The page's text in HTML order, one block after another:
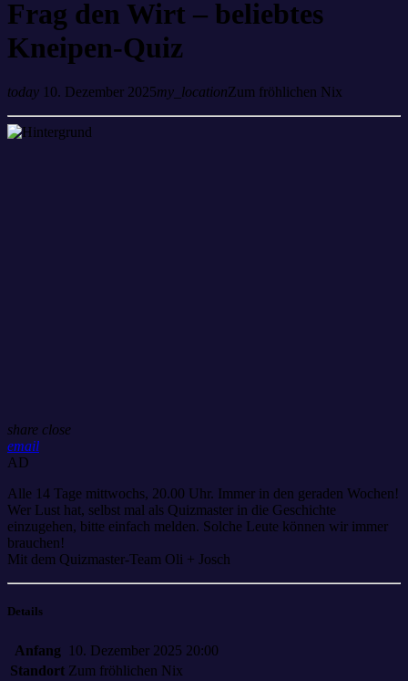
Frag den Wirt – beliebtes
Kneipen-Quiz
today 10. Dezember 2025my_locationZum fröhlichen Nix
share close
email
AD
Alle 14 Tage mittwochs, 20.00 Uhr. Immer in den geraden Wochen!
Wer Lust hat, selbst mal als Quizmaster in die Geschichte
einzugehen, bitte einfach melden. Solche Leute können wir immer
brauchen!
Mit dem Quizmaster-Team Oli + Josch
Details
Anfang
10. Dezember 2025 20:00
Standort Zum fröhlichen Nix